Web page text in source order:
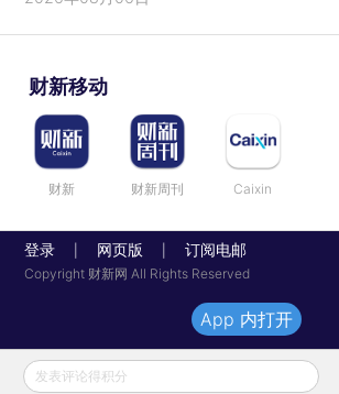
财新移动
财新 财新周刊 Caixin
登录 网页版 订阅电邮
Copyright 财新网 All Rights Reserved
发表评论得积分
App 内打开